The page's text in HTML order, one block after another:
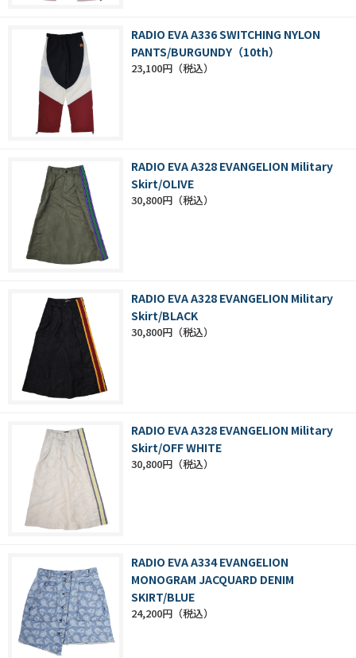
RADIO EVA A336 SWITCHING NYLON
PANTS/BURGUNDY（10th）
23,100円
RADIO EVA A328 EVANGELION Military
Skirt/OLIVE
30,800円
RADIO EVA A328 EVANGELION Military
Skirt/BLACK
30,800円
RADIO EVA A328 EVANGELION Military
Skirt/OFF WHITE
30,800円
RADIO EVA A334 EVANGELION
MONOGRAM JACQUARD DENIM
SKIRT/BLUE
24,200円